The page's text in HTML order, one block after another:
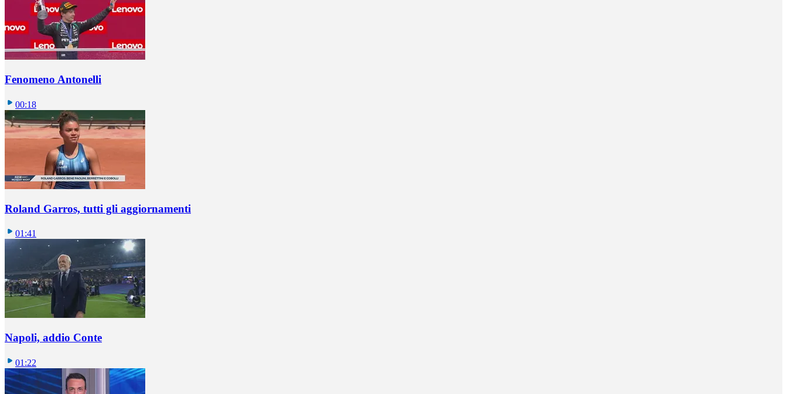
Fenomeno Antonelli
00:18
Roland Garros, tutti gli aggiornamenti
01:41
Napoli, addio Conte
01:22